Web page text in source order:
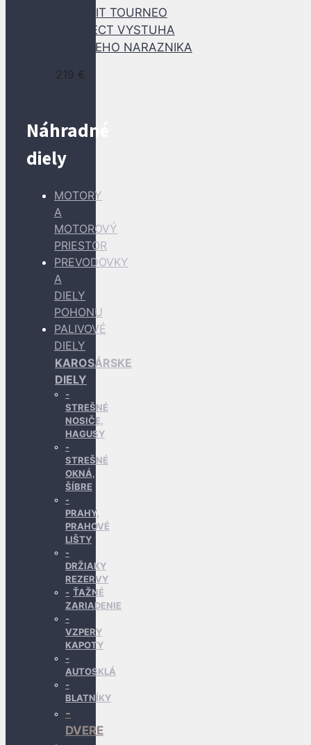
TRANSIT TOURNEO
CONNECT VYSTUHA
PREDNEHO NARAZNIKA
219 €
Náhradné
diely
MOTORY
A
MOTOROVÝ
PRIESTOR
PREVODOVKY
A
DIELY
POHONU
PALIVOVÉ
DIELY
KAROSÁRSKE
DIELY
STREŠNÉ
NOSIČE,
HAGUSY
STREŠNÉ
OKNÁ,
ŠÍBRE
PRAHY,
PRAHOVÉ
LIŠTY
DRŽIAKY
REZERVY
ŤAŽNÉ
ZARIADENIE
VZPERY
KAPOTY
AUTOSKLÁ
BLATNÍKY
DVERE